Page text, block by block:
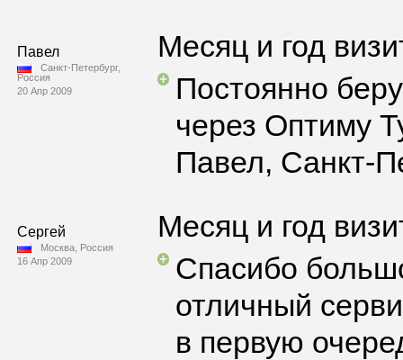
Павел
Санкт-Петербург,
Россия
20 Апр 2009
Месяц и год
Постоянно
через Оптиму
Павел, Санкт-
Сергей
Москва, Россия
16 Апр 2009
Месяц и год
Спасибо
отличный
в первую